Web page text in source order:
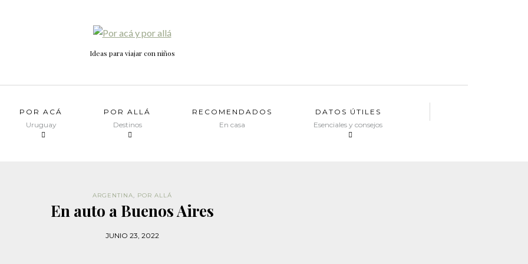
Ideas para viajar con niños
POR ACÁ
Uruguay
POR ALLÁ
Destinos
RECOMENDADOS
En casa
DATOS ÚTILES
Esenciales y consejos
ARGENTINA, POR ALLÁ
En auto a Buenos Aires
JUNIO 23, 2022